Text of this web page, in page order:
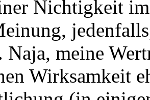
Nichtigkeit
Naja, meine
Wirksamkeit